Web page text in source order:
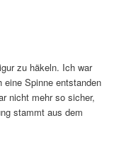
zu häkeln. Ich war
Spinne entstanden
nicht mehr so sicher,
stammt aus dem